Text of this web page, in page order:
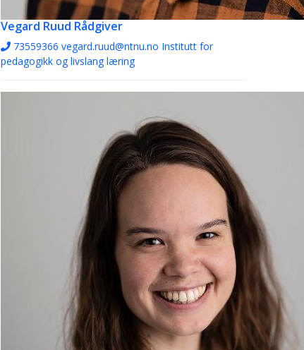
Vegard Ruud Rådgiver
73559366 vegard.ruud@ntnu.no Institutt for
pedagogikk og livslang læring